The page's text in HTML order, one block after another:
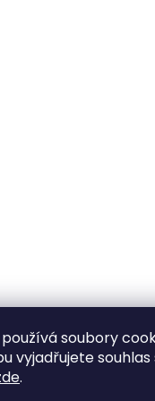
soubory
vyjadřujete
.